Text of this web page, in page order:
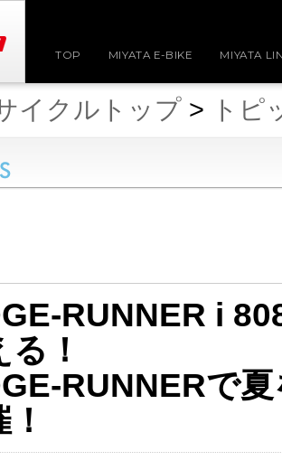
TOP MIYATA E-BIKE MIYATA
イクルトップ > トピ
RUNNER i
！
RUNNERで